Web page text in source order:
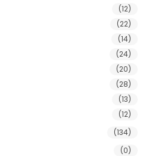
(12)
(22)
(14)
(24)
(20)
(28)
(13)
(12)
(134)
(0)